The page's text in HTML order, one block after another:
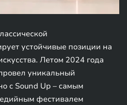
устойчивые позиции на
Летом 2024 года
уникальный
с Sound Up – самым
фестивалем